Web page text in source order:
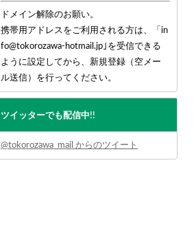
ドメイン解除のお願い。
携帯用アドレスをご利用される方は、「in
fo@tokorozawa-hotmail.jp｣を受信できる
ように設定してから、新規登録（空メー
ル送信）を行ってください。
ツイッターでも配信中!!
@tokorozawa_mail からのツイート